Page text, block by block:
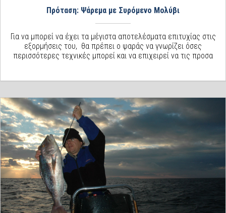
Πρόταση: Ψάρεμα με Συρόμενο Μολύβι
Για να μπορεί να έχει τα μέγιστα αποτελέσματα επιτυχίας στις
εξορμήσεις του, θα πρέπει ο ψαράς να γνωρίζει όσες
περισσότερες τεχνικές μπορεί και να επιχειρεί να τις προσα